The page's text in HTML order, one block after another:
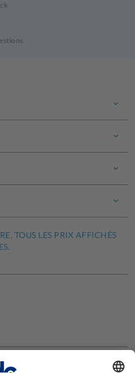
TOUS LES PRIX AFFICHÉS